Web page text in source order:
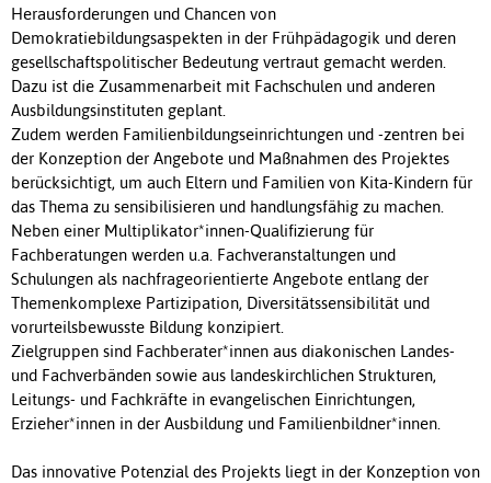
Herausforderungen und Chancen von
Demokratiebildungsaspekten in der Frühpädagogik und deren
gesellschaftspolitischer Bedeutung vertraut gemacht werden.
Dazu ist die Zusammenarbeit mit Fachschulen und anderen
Ausbildungsinstituten geplant.
Zudem werden Familienbildungseinrichtungen und -zentren bei
der Konzeption der Angebote und Maßnahmen des Projektes
berücksichtigt, um auch Eltern und Familien von Kita-Kindern für
das Thema zu sensibilisieren und handlungsfähig zu machen.
Neben einer Multiplikator*innen-Qualifizierung für
Fachberatungen werden u.a. Fachveranstaltungen und
Schulungen als nachfrageorientierte Angebote entlang der
Themenkomplexe Partizipation, Diversitätssensibilität und
vorurteilsbewusste Bildung konzipiert.
Zielgruppen sind Fachberater*innen aus diakonischen Landes-
und Fachverbänden sowie aus landeskirchlichen Strukturen,
Leitungs- und Fachkräfte in evangelischen Einrichtungen,
Erzieher*innen in der Ausbildung und Familienbildner*innen.
Das innovative Potenzial des Projekts liegt in der Konzeption von